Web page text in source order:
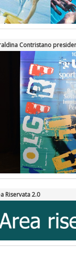
a
Contristano
Riservata 2.0